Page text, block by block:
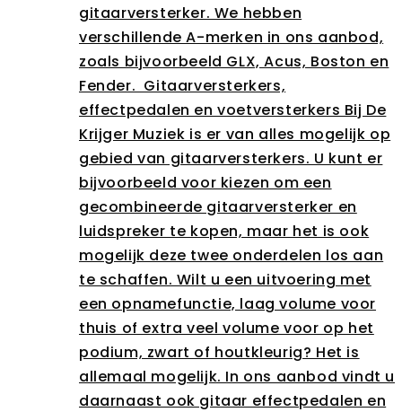
gitaarversterker. We hebben
verschillende A-merken in ons aanbod,
zoals bijvoorbeeld GLX, Acus, Boston en
Fender. Gitaarversterkers,
effectpedalen en voetversterkers Bij De
Krijger Muziek is er van alles mogelijk op
gebied van gitaarversterkers. U kunt er
bijvoorbeeld voor kiezen om een
gecombineerde gitaarversterker en
luidspreker te kopen, maar het is ook
mogelijk deze twee onderdelen los aan
te schaffen. Wilt u een uitvoering met
een opnamefunctie, laag volume voor
thuis of extra veel volume voor op het
podium, zwart of houtkleurig? Het is
allemaal mogelijk. In ons aanbod vindt u
daarnaast ook gitaar effectpedalen en